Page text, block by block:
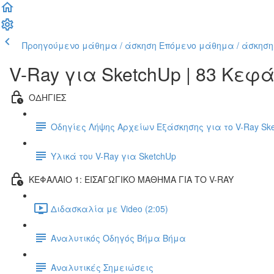
Προηγούμενο μάθημα / άσκηση Επόμενο μάθημα / άσκηση
V-Ray για SketchUp | 83
ΟΔΗΓΙΕΣ
Οδηγίες Λήψης Αρχείων Εξάσκησης για το V-Ray
Υλικά του V-Ray για SketchUp
ΚΕΦΑΛΑΙΟ 1: ΕΙΣΑΓΩΓΙΚΟ ΜΑΘΗΜΑ ΓΙΑ ΤΟ V-RAY
Διδασκαλία με Video (2:05)
Αναλυτικός Οδηγός Βήμα Βήμα
Αναλυτικές Σημειώσεις